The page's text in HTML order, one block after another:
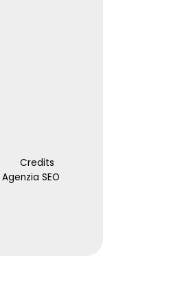
Credits
Agenzia SEO